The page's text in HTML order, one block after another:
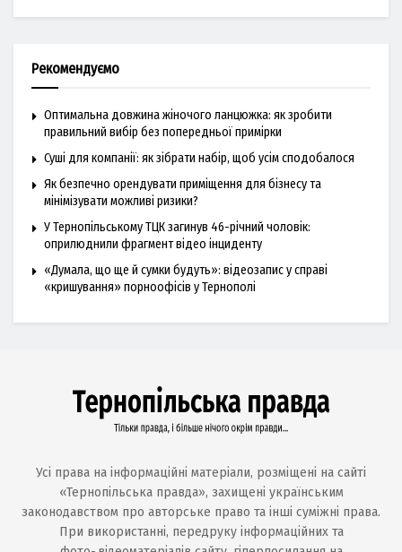
Рекомендуємо
Оптимальна довжина жіночого ланцюжка: як зробити
правильний вибір без попередньої примірки
Суші для компанії: як зібрати набір, щоб усім сподобалося
Як безпечно орендувати приміщення для бізнесу та
мінімізувати можливі ризики?
У Тернопільському ТЦК загинув 46-річний чоловік:
оприлюднили фрагмент відео інциденту
«Думала, що ще й сумки будуть»: відеозапис у справі
«кришування» порноофісів у Тернополі
Усі права на інформаційні матеріали, розміщені на сайті
«Тернопільська правда», захищені українським
законодавством про авторське право та інші суміжні права.
При використанні, передруку інформаційних та